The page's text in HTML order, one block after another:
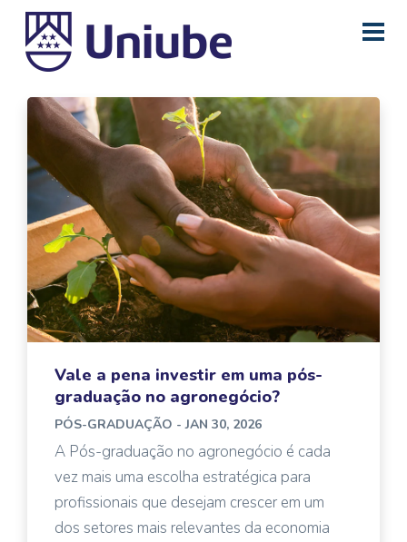
Vale a pena investir em uma pós-
graduação no agronegócio?
PÓS-GRADUAÇÃO - JAN 30, 2026
A Pós-graduação no agronegócio é cada
vez mais uma escolha estratégica para
profissionais que desejam crescer em um
dos setores mais relevantes da economia